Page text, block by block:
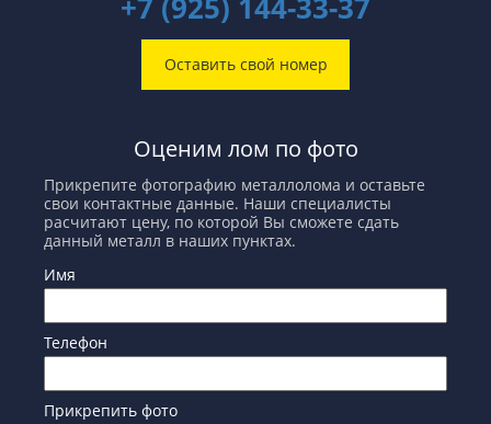
Оставить свой номер
Оценим лом по фото
Прикрепите фотографию металлолома и оставьте
свои контактные данные. Наши специалисты
расчитают цену, по которой Вы сможете сдать
данный металл в наших пунктах.
Имя
Телефон
Прикрепить фото